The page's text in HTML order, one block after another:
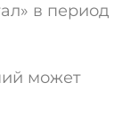
в период
может